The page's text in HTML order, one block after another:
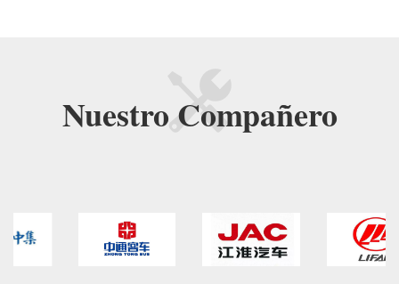
Nuestro Compañero